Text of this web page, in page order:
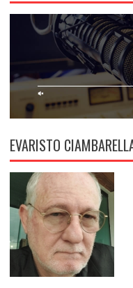
EVARISTO